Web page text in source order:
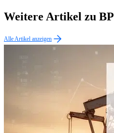
Weitere Artikel zu BP
Alle Artikel anzeigen